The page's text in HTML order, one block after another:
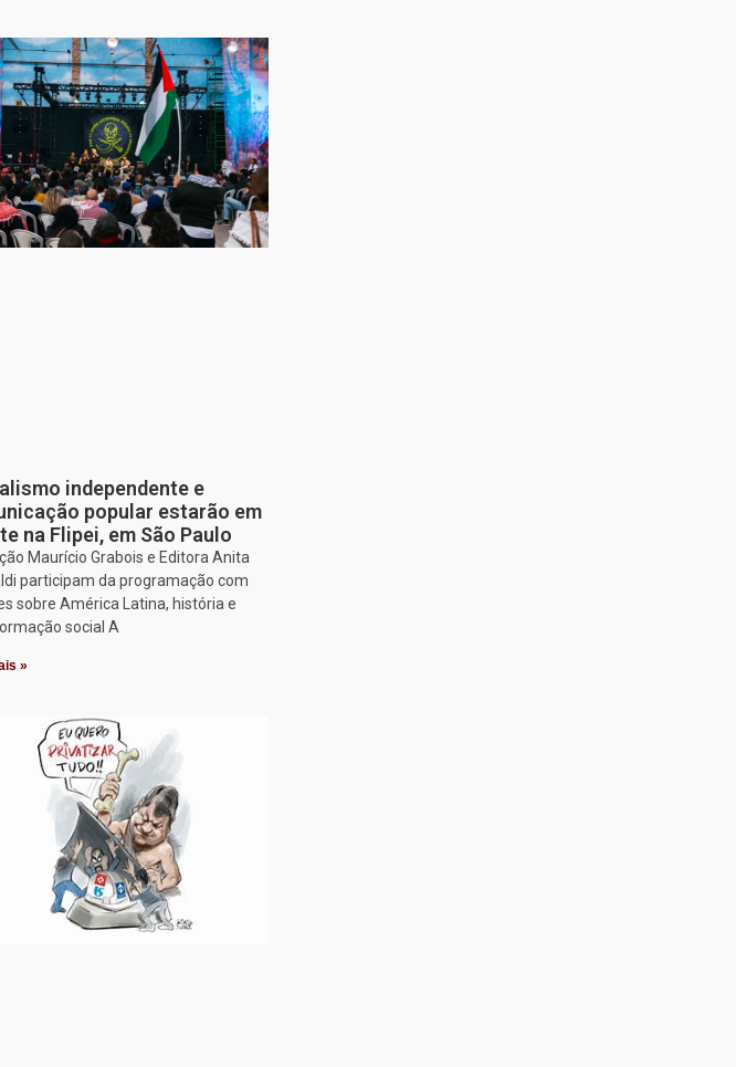
independente e
popular estarão em
na Flipei, em São Paulo
Maurício Grabois e Editora Anita
participam da programação com
sobre América Latina, história e
social A
»